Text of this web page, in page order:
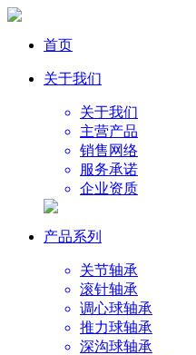
首页
关于我们
关于我们
主营产品
销售网络
服务承诺
企业资质
产品系列
关节轴承
滚针轴承
调心球轴承
推力球轴承
深沟球轴承